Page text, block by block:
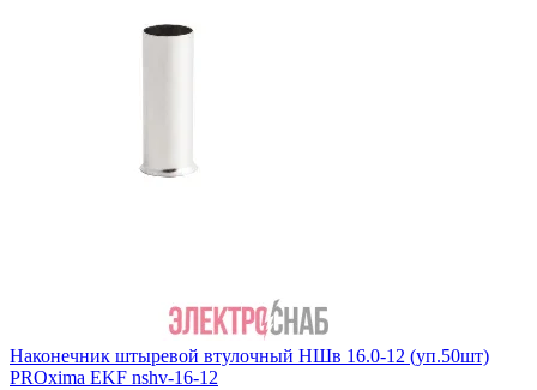
Наконечник штыревой втулочный НШв 16.0-12 (уп.50шт)
PROxima EKF nshv-16-12